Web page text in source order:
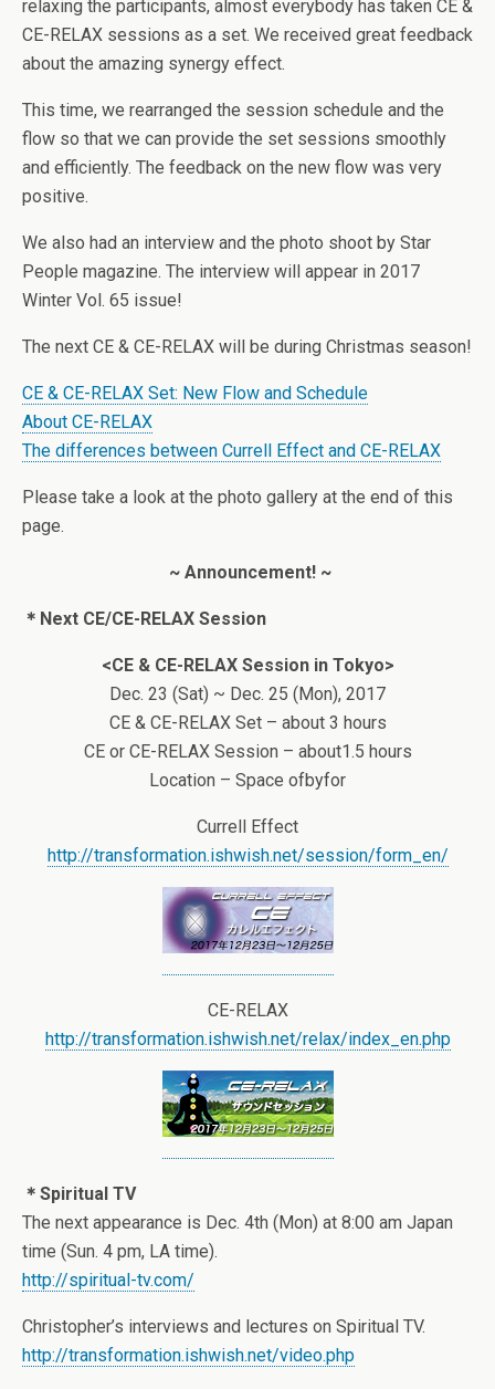
relaxing the participants, almost everybody has taken CE &
CE-RELAX sessions as a set. We received great feedback
about the amazing synergy effect.
This time, we rearranged the session schedule and the
flow so that we can provide the set sessions smoothly
and efficiently. The feedback on the new flow was very
positive.
We also had an interview and the photo shoot by Star
People magazine. The interview will appear in 2017
Winter Vol. 65 issue!
The next CE & CE-RELAX will be during Christmas season!
CE & CE-RELAX Set: New Flow and Schedule
About CE-RELAX
The differences between Currell Effect and CE-RELAX
Please take a look at the photo gallery at the end of this
page.
~ Announcement! ~
＊Next CE/CE-RELAX Session
<CE & CE-RELAX Session in Tokyo>
Dec. 23 (Sat) ~ Dec. 25 (Mon), 2017
CE & CE-RELAX Set – about 3 hours
CE or CE-RELAX Session – about1.5 hours
Location – Space ofbyfor
Currell Effect
http://transformation.ishwish.net/session/form_en/
CE-RELAX
http://transformation.ishwish.net/relax/index_en.php
＊Spiritual TV
The next appearance is Dec. 4th (Mon) at 8:00 am Japan
time (Sun. 4 pm, LA time).
http://spiritual-tv.com/
Christopher’s interviews and lectures on Spiritual TV.
http://transformation.ishwish.net/video.php